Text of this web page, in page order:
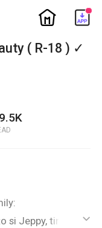
ic_home
( R-18 ) ✓
si Jeppy, tinatak
ic_default